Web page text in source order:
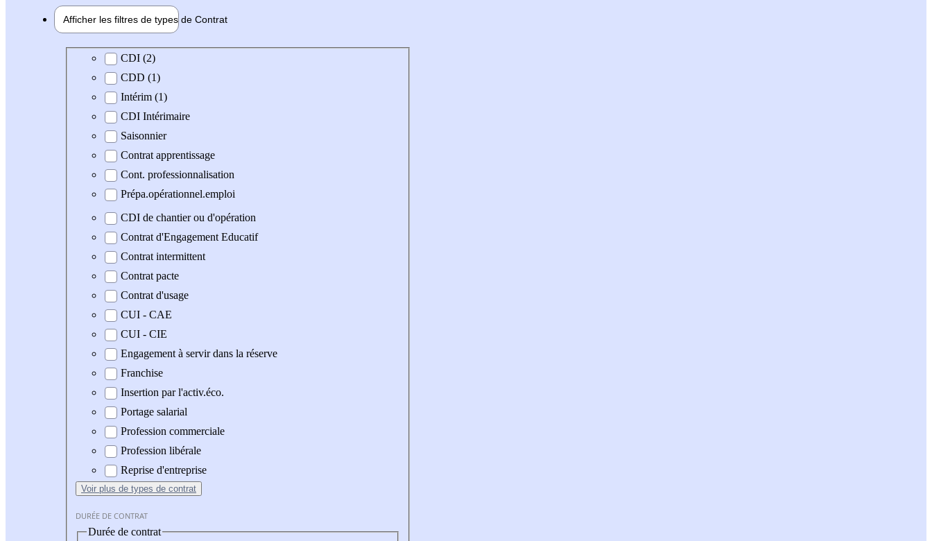
Afficher les filtres de types de Contrat
Type de contrat
CDI (2)
CDD (1)
Intérim (1)
CDI Intérimaire
Saisonnier
Contrat apprentissage
Cont. professionnalisation
Prépa.opérationnel.emploi
CDI de chantier ou d'opération
Contrat d'Engagement Educatif
Contrat intermittent
Contrat pacte
Contrat d'usage
CUI - CAE
CUI - CIE
Engagement à servir dans la réserve
Franchise
Insertion par l'activ.éco.
Portage salarial
Profession commerciale
Profession libérale
Reprise d'entreprise
Voir plus de types de contrat
DURÉE DE CONTRAT
Durée de contrat